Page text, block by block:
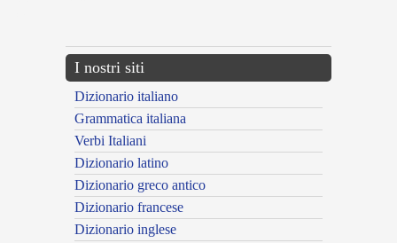
I nostri siti
Dizionario italiano
Grammatica italiana
Verbi Italiani
Dizionario latino
Dizionario greco antico
Dizionario francese
Dizionario inglese